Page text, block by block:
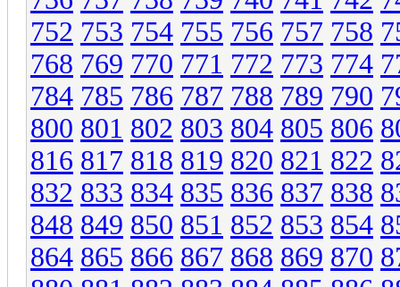
752 753 754 755 756 757 758
768 769 770 771 772 773 774
784 785 786 787 788 789 790
800 801 802 803 804 805 806
816 817 818 819 820 821 822
832 833 834 835 836 837 838
848 849 850 851 852 853 854
864 865 866 867 868 869 870